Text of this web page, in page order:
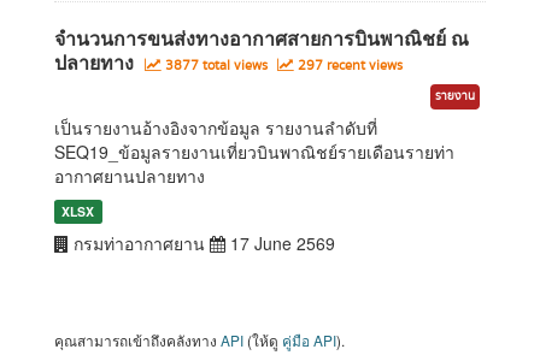
จำนวนการขนส่งทางอากาศสายการบินพาณิชย์ ณ
ปลายทาง
3877 total views 297 recent views
รายงาน
เป็นรายงานอ้างอิงจากข้อมูล รายงานลำดับที่
SEQ19_ข้อมูลรายงานเที่ยวบินพาณิชย์รายเดือนรายท่า
อากาศยานปลายทาง
XLSX
กรมท่าอากาศยาน 17 June 2569
คุณสามารถเข้าถึงคลังทาง API (ให้ดู คู่มือ API).